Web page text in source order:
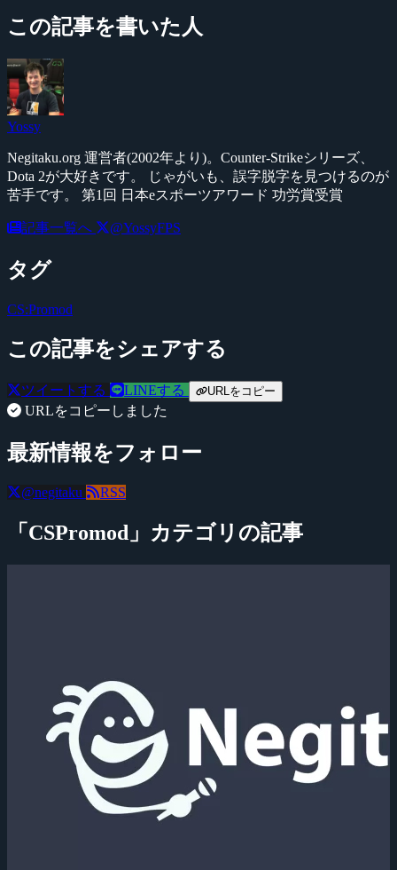
この記事を書いた人
Yossy
Negitaku.org 運営者(2002年より)。Counter-Strikeシリーズ、
Dota 2が大好きです。 じゃがいも、誤字脱字を見つけるのが
苦手です。 第1回 日本eスポーツアワード 功労賞受賞
記事一覧へ @YossyFPS
タグ
CS:Promod
この記事をシェアする
ツイートする LINEする URLをコピー
URLをコピーしました
最新情報をフォロー
@negitaku RSS
「CSPromod」カテゴリの記事